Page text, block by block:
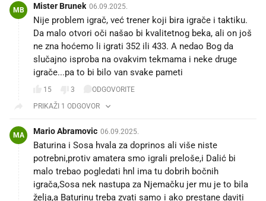
MB Mister Brunek 06.09.2025.
Nije problem igrač, već trener koji bira igrače i taktiku.
Da malo otvori oči našao bi kvalitetnog beka, ali on još
ne zna hoćemo li igrati 352 ili 433. A nedao Bog da
slučajno isproba na ovakvim tekmama i neke druge
igrače...pa to bi bilo van svake pameti
15 3
ODGOVORITE
PRIKAŽI 1 ODGOVOR
MA Mario Abramovic 06.09.2025.
Baturina i Sosa hvala za doprinos ali više niste
potrebni,protiv amatera smo igrali preloše,i Dalić bi
malo trebao pogledati hnl ima tu dobrih bočnih
igrača,Sosa nek nastupa za Njemačku jer mu je to bila
želja,a Baturinu treba zvati samo i ako prestane daviti